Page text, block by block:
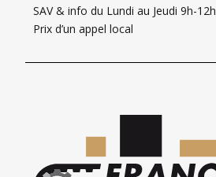
SAV & info du Lundi au Jeudi 9h-12h
Prix d’un appel local